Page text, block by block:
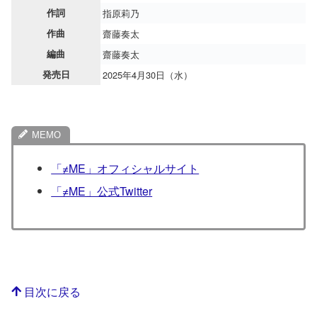
作詞 指原莉乃
作曲 齋藤奏太
編曲 齋藤奏太
発売日 2025年4月30日（水）
「≠ME」オフィシャルサイト
「≠ME」公式Twitter
目次に戻る